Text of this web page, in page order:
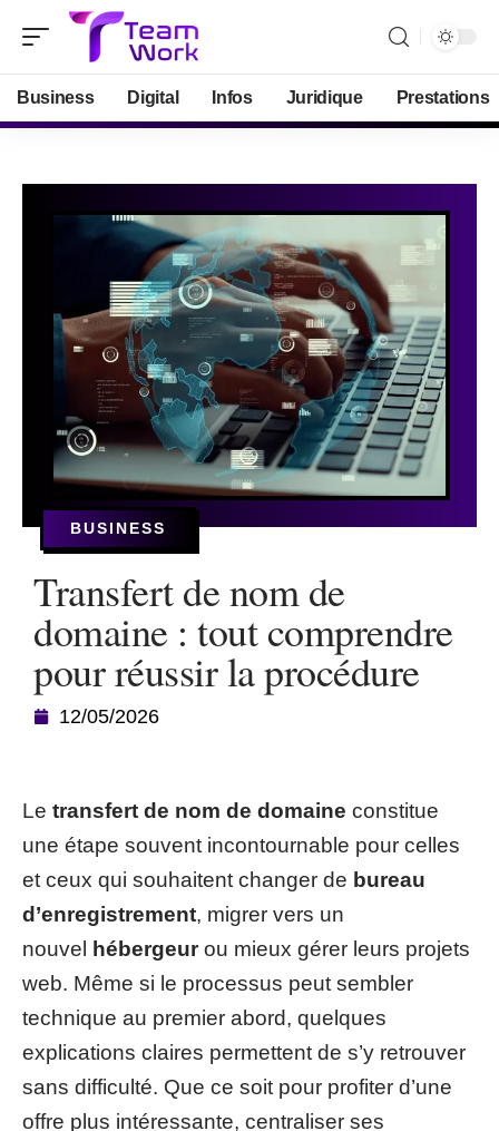
Business Digital Infos Juridique Prestations
BUSINESS
Transfert de nom de
domaine : tout comprendre
pour réussir la procédure
12/05/2026
Le transfert de nom de domaine constitue
une étape souvent incontournable pour celles
et ceux qui souhaitent changer de bureau
d’enregistrement, migrer vers un
nouvel
hébergeurou mieux gérer leurs projets
web. Même si le processus peut sembler
technique au premier abord, quelques
explications claires permettent de s’y retrouver
sans difficulté. Que ce soit pour profiter d’une
offre plus intéressante, centraliser ses